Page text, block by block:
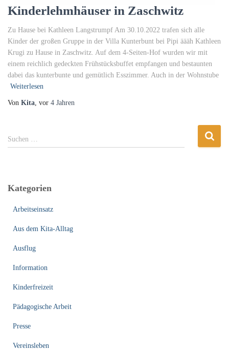
Kinderlehmhäuser in Zaschwitz
Zu Hause bei Kathleen Langstrumpf Am 30.10.2022 trafen sich alle
Kinder der großen Gruppe in der Villa Kunterbunt bei Pipi äääh Kathleen
Krugi zu Hause in Zaschwitz. Auf dem 4-Seiten-Hof wurden wir mit
einem reichlich gedeckten Frühstücksbuffet empfangen und bestaunten
dabei das kunterbunte und gemütlich Esszimmer. Auch in der Wohnstube
Weiterlesen
Von Kita, vor 4 Jahren
S
u
n
Suchen …
Kategorien
Arbeitseinsatz
Aus dem Kita-Alltag
Ausflug
Information
Kinderfreizeit
Pädagogische Arbeit
Presse
Vereinsleben